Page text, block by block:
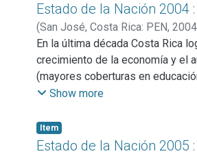
Estado de la Nación 2004
(San José, Costa Rica: PEN, 2004
En la última década Costa Rica
crecimiento de la economía y el
(mayores coberturas en
bajó la mortalidad infantil), así
inequitativa. Crecieron las
acceso a la educación según
Show more
Item
Estado de la Nación 2005